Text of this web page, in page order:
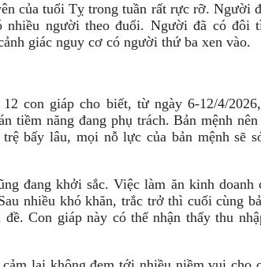
của tuổi Tỵ trong tuần rất rực rỡ. Người
nhiều người theo đuổi. Người đã có đôi
giác nguy cơ có người thứ ba xen vào.
con giáp cho biết, từ ngày 6-12/4/
tiềm năng đang phụ trách. Bản mệnh
bấy lâu, mọi nỗ lực của bản mệnh sẽ
đang khởi sắc. Việc làm ăn kinh doanh
nhiều khó khăn, trắc trở thì cuối cùng
Con giáp này có thể nhận thấy thu